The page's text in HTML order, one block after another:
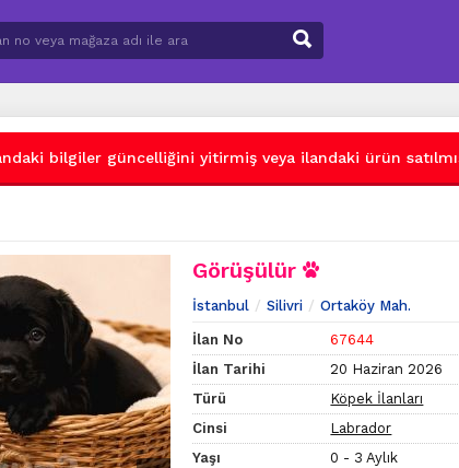
bilgiler güncelliğini yitirmiş veya ilandaki ürün
Görüşülür
İstanbul Silivri Ortaköy Mah.
İlan No
67644
İlan Tarihi
20 Haziran 2026
Türü
Köpek İlanları
Cinsi
Labrador
Yaşı
0 - 3 Aylık